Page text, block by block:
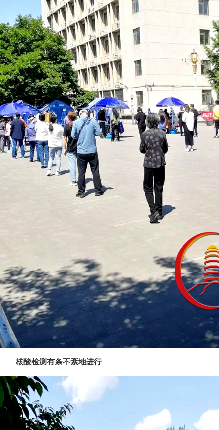
核酸检测有条不紊地进行